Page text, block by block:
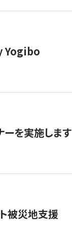
Yogibo
ーを実施します
被災地支援